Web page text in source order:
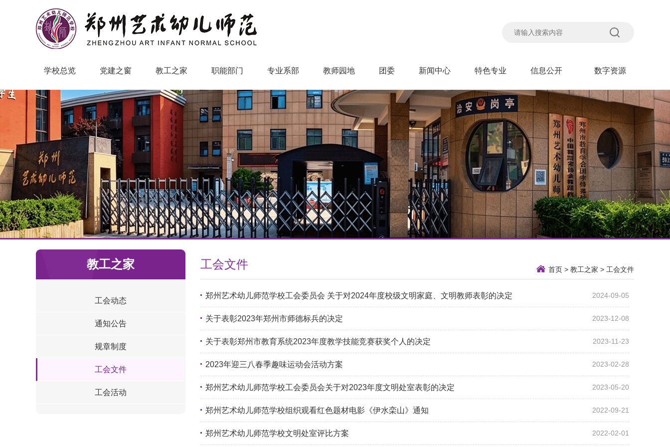
学校总览 党建之窗 教工之家 职能部门 专业系部 教师园地 团委 新闻中心 特色专业 信息公开 数字资源
教工之家
工会动态
通知公告
规章制度
工会文件
工会活动
工会文件 首页 > 教工之家 > 工会文件
郑州艺术幼儿师范学校工会委员会 关于对2024年度校级文明家庭、文明教师表彰的决定 2024-09-05
关于表彰2023年郑州市师德标兵的决定 2023-12-08
关于表彰郑州市教育系统2023年度教学技能竞赛获奖个人的决定 2023-11-23
2023年迎三八春季趣味运动会活动方案 2023-02-28
郑州艺术幼儿师范学校工会委员会关于对2023年度文明处室表彰的决定 2023-05-20
郑州艺术幼儿师范学校组织观看红色题材电影《伊水栾山》通知 2022-09-21
郑州艺术幼儿师范学校文明处室评比方案 2022-02-01